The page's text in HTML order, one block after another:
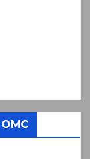
ОМС